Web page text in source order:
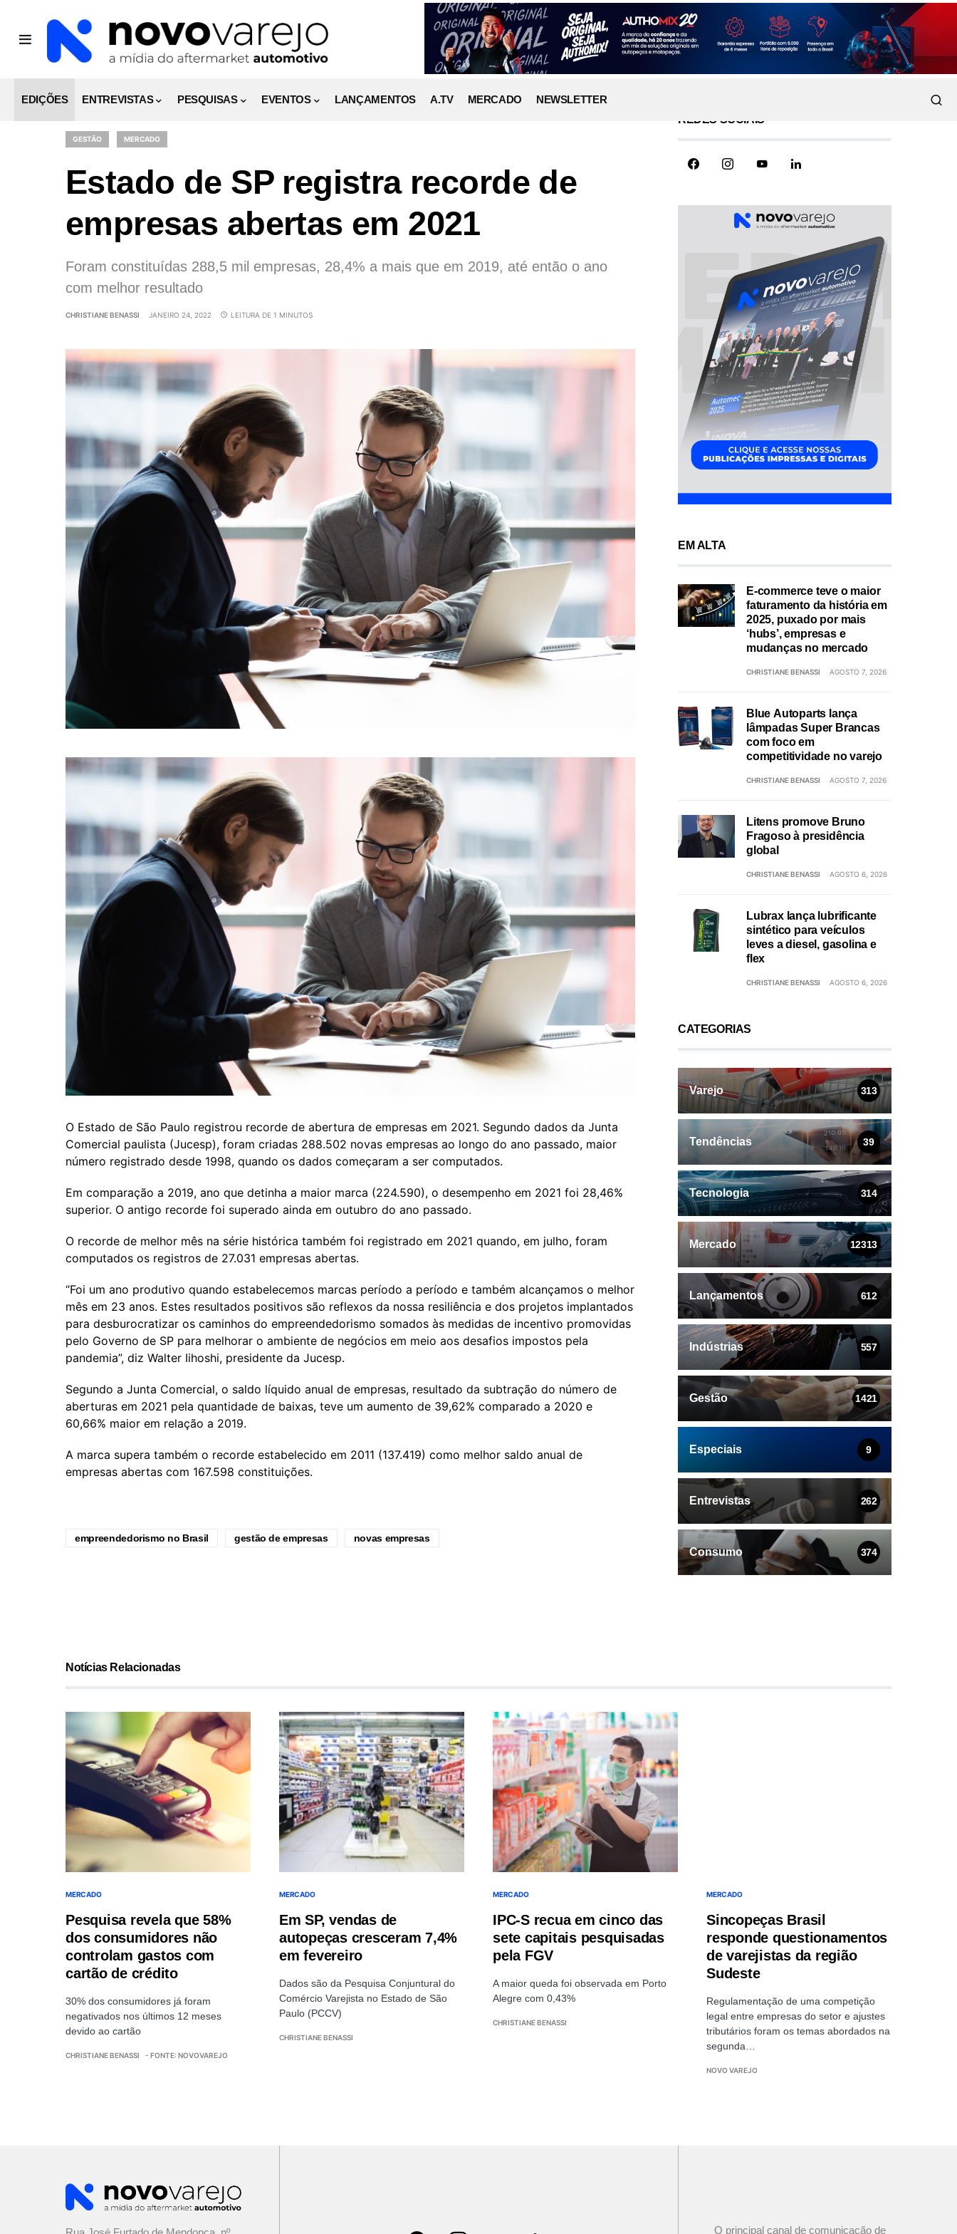
EDIÇÕES ENTREVISTAS PESQUISAS EVENTOS LANÇAMENTOS A.TV MERCADO NEWSLETTER
GESTÃO MERCADO
Estado de SP registra recorde de
empresas abertas em 2021
Foram constituídas 288,5 mil empresas, 28,4% a mais que em 2019, até então o ano
com melhor resultado
CHRISTIANE BENASSI JANEIRO 24, 2022 LEITURA DE 1 MINUTOS
O Estado de São Paulo registrou recorde de abertura de empresas em 2021. Segundo dados da Junta
Comercial paulista (Jucesp), foram criadas 288.502 novas empresas ao longo do ano passado, maior
número registrado desde 1998, quando os dados começaram a ser computados.
Em comparação a 2019, ano que detinha a maior marca (224.590), o desempenho em 2021 foi 28,46%
superior. O antigo recorde foi superado ainda em outubro do ano passado.
O recorde de melhor mês na série histórica também foi registrado em 2021 quando, em julho, foram
computados os registros de 27.031 empresas abertas.
“Foi um ano produtivo quando estabelecemos marcas período a período e também alcançamos o melhor
mês em 23 anos. Estes resultados positivos são reflexos da nossa resiliência e dos projetos implantados
para desburocratizar os caminhos do empreendedorismo somados às medidas de incentivo promovidas
pelo Governo de SP para melhorar o ambiente de negócios em meio aos desafios impostos pela
pandemia”, diz Walter Iihoshi, presidente da Jucesp.
Segundo a Junta Comercial, o saldo líquido anual de empresas, resultado da subtração do número de
aberturas em 2021 pela quantidade de baixas, teve um aumento de 39,62% comparado a 2020 e
60,66% maior em relação a 2019.
A marca supera também o recorde estabelecido em 2011 (137.419) como melhor saldo anual de
empresas abertas com 167.598 constituições.
empreendedorismo no Brasil gestão de empresas novas empresas
REDES SOCIAIS
EM ALTA
E-commerce teve o maior
faturamento da história em
2025, puxado por mais
‘hubs’, empresas e
mudanças no mercado
CHRISTIANE BENASSI AGOSTO 7, 2026
Blue Autoparts lança
lâmpadas Super Brancas
com foco em
competitividade no varejo
CHRISTIANE BENASSI AGOSTO 7, 2026
Litens promove Bruno
Fragoso à presidência
global
CHRISTIANE BENASSI AGOSTO 6, 2026
Lubrax lança lubrificante
sintético para veículos
leves a diesel, gasolina e
flex
CHRISTIANE BENASSI AGOSTO 6, 2026
CATEGORIAS
Varejo 313
Tendências 39
Tecnologia 314
Mercado 12313
Lançamentos 612
Indústrias 557
Gestão 1421
Especiais 9
Entrevistas 262
Consumo 374
Notícias Relacionadas
MERCADO
Pesquisa revela que 58%
dos consumidores não
controlam gastos com
cartão de crédito
30% dos consumidores já foram
negativados nos últimos 12 meses
devido ao cartão
CHRISTIANE BENASSI - FONTE: NOVOVAREJO
MERCADO
Em SP, vendas de
autopeças cresceram 7,4%
em fevereiro
Dados são da Pesquisa Conjuntural do
Comércio Varejista no Estado de São
Paulo (PCCV)
CHRISTIANE BENASSI
MERCADO
IPC-S recua em cinco das
sete capitais pesquisadas
pela FGV
A maior queda foi observada em Porto
Alegre com 0,43%
CHRISTIANE BENASSI
MERCADO
Sincopeças Brasil
responde questionamentos
de varejistas da região
Sudeste
Regulamentação de uma competição
legal entre empresas do setor e ajustes
tributários foram os temas abordados na
segunda…
NOVO VAREJO
O principal canal de comunicação de